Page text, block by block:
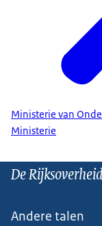
Ministerie van
Ministerie
De
Andere talen